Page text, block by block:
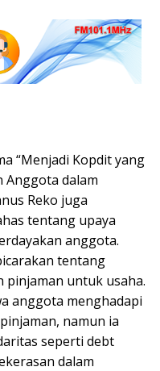
“Menjadi Kopdit yang
Anggota dalam
Reko juga
tentang upaya
anggota.
tentang
pinjaman untuk usaha.
anggota menghadapi
namun ia
seperti debt
dalam